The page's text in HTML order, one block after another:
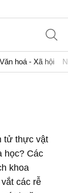
Văn hoá - Xã hội
tử thực vật
học? Các
khoa
các rễ